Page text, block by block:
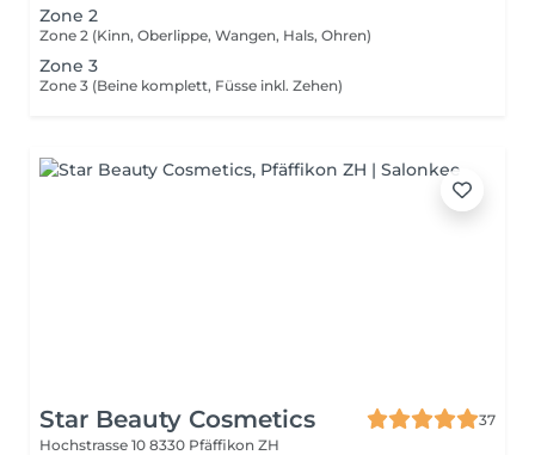
Zone 2
Zone 2 (Kinn, Oberlippe, Wangen, Hals, Ohren)
Zone 3
Zone 3 (Beine komplett, Füsse inkl. Zehen)
Star Beauty Cosmetics
37
Hochstrasse 10 8330 Pfäffikon ZH